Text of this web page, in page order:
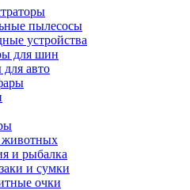
пылесосы
устройства
для шин
авто
животных
и рыбалка
и сумки
очки